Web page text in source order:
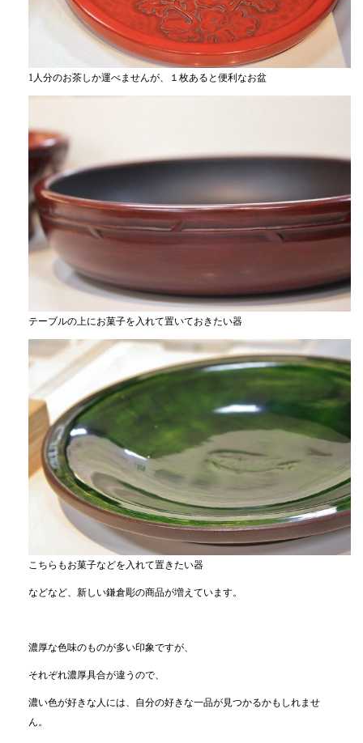
1人分のお茶しか運べませんが、１枚あると便利なお盆
テーブルの上にお菓子を入れて置いておきたい器
こちらもお菓子などを入れて置きたい器
などなど、新しい鎌倉彫の商品が増えています。
濃厚な色味のものが多い印象ですが、
それぞれ濃厚具合が違うので、
濃い色が好きな人には、自分の好きな一品が見つかるかもしれませ
ん。